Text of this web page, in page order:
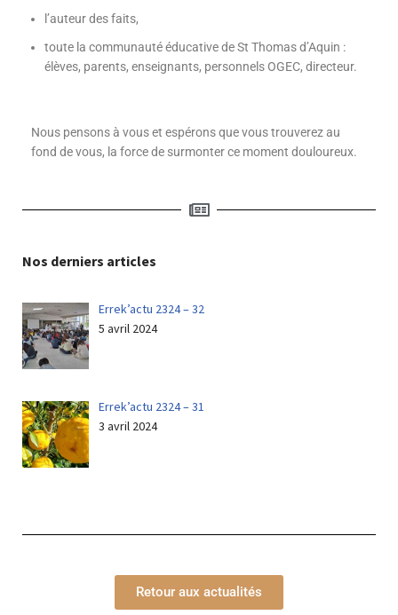
l’auteur des faits,
toute la communauté éducative de St Thomas d’Aquin :
élèves, parents, enseignants, personnels OGEC, directeur.
Nous pensons à vous et espérons que vous trouverezau
fond de vous, la force de surmonter ce moment douloureux.
Nos derniers articles
Errek’actu 2324 – 32
5 avril 2024
Errek’actu 2324 – 31
3 avril 2024
Retour aux actualités